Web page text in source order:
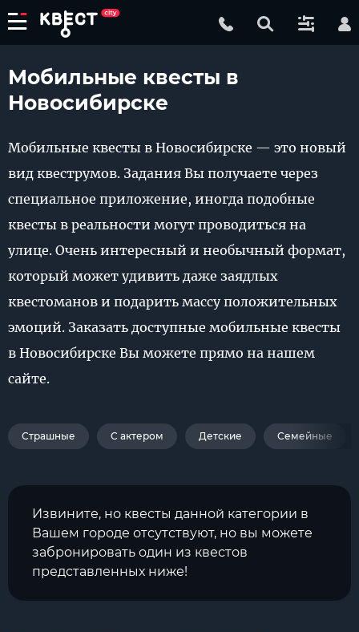
Мобильные квесты в
Новосибирске
Мобильные квесты в Новосибирске — это новый
вид квеструмов. Задания Вы получаете через
специальное приложение, иногда подобные
квесты в реальности могут проводиться на
улице. Очень интересный и необычный формат,
который может удивить даже заядлых
квестоманов и подарить массу положительных
эмоций. Заказать доступные мобильные квесты
в Новосибирске Вы можете прямо на нашем
сайте.
Страшные С актером Детские Семейные
Извините, но квесты данной категории в
Вашем городе отсутствуют, но вы можете
забронировать один из квестов
представленных ниже!